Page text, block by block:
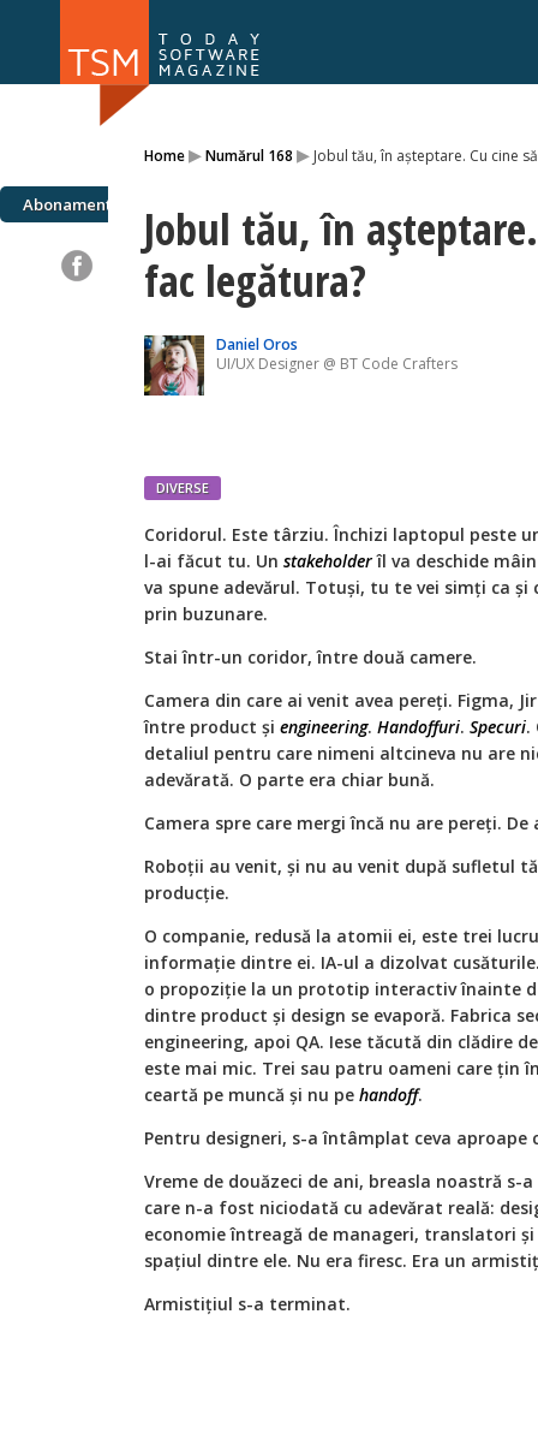
Home▸Numărul 168 ▸ Jobul tău, în așteptare. Cu cine
Abonamente
Jobul tău, în
fac legătura?
Daniel Oros
UI/UX Designer @ BT Code Crafters
DIVERSE
Coridorul. Este târziu. Închizi laptopul peste
l-ai făcut tu. Un stakeholderîl va deschide
va spune adevărul. Totuși, tu te vei simți ca
prin buzunare.
Stai într-un coridor, între două camere.
Camera din care ai venit avea pereți. Figma,
între product și engineering. Handoffuri. Specuri.
detaliul pentru care nimeni altcineva nu are
adevărată. O parte era chiar bună.
Camera spre care mergi încă nu are pereți. De
Roboții au venit, și nu au venit după sufletul
producție.
O companie, redusă la atomii ei, este trei
informație dintre ei. IA-ul a dizolvat
o propoziție la un prototip interactiv înainte
dintre product și design se evaporă. Fabrica
engineering, apoi QA. Iese tăcută din clădire
este mai mic. Trei sau patru oameni care țin
ceartă pe muncă și nu pe handoff.
Pentru designeri, s-a întâmplat ceva aproape
Vreme de douăzeci de ani, breasla noastră
care n-a fost niciodată cu adevărat reală:
economie întreagă de manageri, translatori
spațiul dintre ele. Nu era firesc. Era un
Armistițiul s-a terminat.